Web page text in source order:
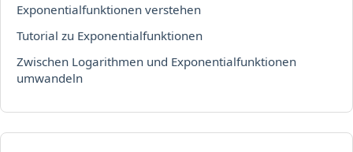
Exponentialfunktionen verstehen
Tutorial zu Exponentialfunktionen
Zwischen Logarithmen und Exponentialfunktionen
umwandeln